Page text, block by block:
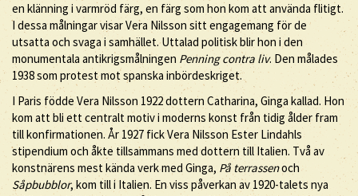
en klänning i varmröd färg, en färg som hon kom att använda flitigt.
I dessa målningar visar Vera Nilsson sitt engagemang för de
utsatta och svaga i samhället. Uttalad politisk blir hon i den
monumentala antikrigsmålningen Penning contra liv. Den målades
1938 som protest mot spanska inbördeskriget.
I Paris födde Vera Nilsson 1922 dottern Catharina, Ginga kallad. Hon
kom att bli ett centralt motiv i moderns konst från tidig ålder fram
till konfirmationen. År 1927 fick Vera Nilsson Ester Lindahls
stipendium och åkte tillsammans med dottern till Italien. Två av
konstnärens mest kända verk med Ginga, På terrassenoch
Såpbubblor, kom till i Italien. En viss påverkan av 1920-talets nya